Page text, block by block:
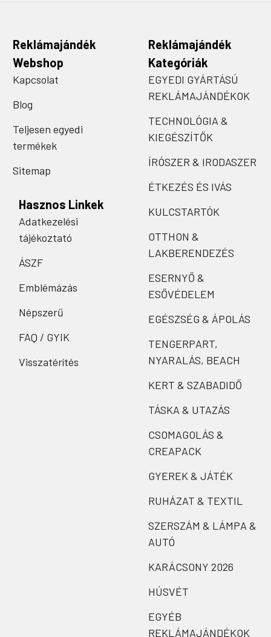
Reklámajándék
Webshop
Kapcsolat
Blog
Teljesen egyedi
termékek
Sitemap
Hasznos Linkek
Adatkezelési
tájékoztató
ÁSZF
Emblémázás
Népszerű
FAQ / GYIK
Visszatérítés
Reklámajándék
Kategóriák
EGYEDI GYÁRTÁSÚ
REKLÁMAJÁNDÉKOK
TECHNOLÓGIA &
KIEGÉSZÍTŐK
ÍRÓSZER & IRODASZER
ÉTKEZÉS ÉS IVÁS
KULCSTARTÓK
OTTHON &
LAKBERENDEZÉS
ESERNYŐ &
ESŐVÉDELEM
EGÉSZSÉG & ÁPOLÁS
TENGERPART,
NYARALÁS, BEACH
KERT & SZABADIDŐ
TÁSKA & UTAZÁS
CSOMAGOLÁS &
CREAPACK
GYEREK & JÁTÉK
RUHÁZAT & TEXTIL
SZERSZÁM & LÁMPA &
AUTÓ
KARÁCSONY 2026
HÚSVÉT
EGYÉB
REKLÁMAJÁNDÉKOK